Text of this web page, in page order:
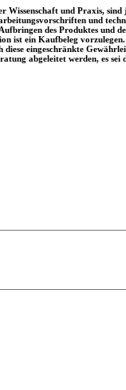
und Praxis,
und
des Produktes und
ist ein Kaufbeleg
eingeschränkte
abgeleitet werden, es